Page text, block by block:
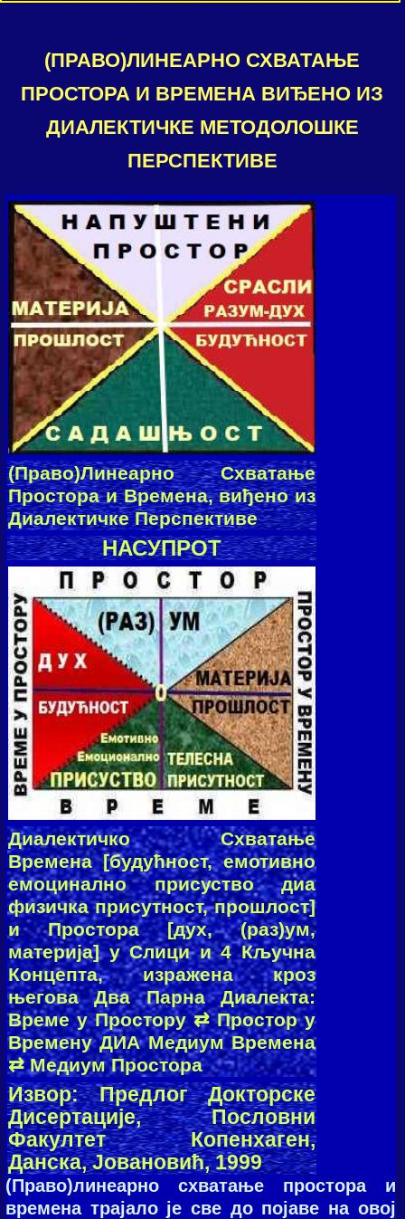
(ПРАВО)ЛИНЕАРНО СХВАТАЊЕ
ПРОСТОРА И ВРЕМЕНА ВИЂЕНО ИЗ
ДИАЛЕКТИЧКЕ МЕТОДОЛОШКЕ
ПЕРСПЕКТИВЕ
(Право)Линеарно Схватање
Простора и Времена, виђено из
Диалектичке Перспективе
НАСУПРОТ
Диалектичко Схватање
Времена [будућност, емотивно
емоцинално присуство диа
физичка присутност, прошлост]
и Простора [дух, (раз)ум,
материја] у Слици и 4 Кључна
Концепта, изражена кроз
његова Два Парна Диалекта:
Време у Простору ⇄ Простор у
Времену ДИА Медиум Времена
⇄ Медиум Простора
Извoр: Предлог Докторске
Дисертације, Пословни
Факултет Копенхаген,
Данска, Joвaнoвић, 1999
(Право)линеарно схватање простора и
времена трајало је све до појаве на овој